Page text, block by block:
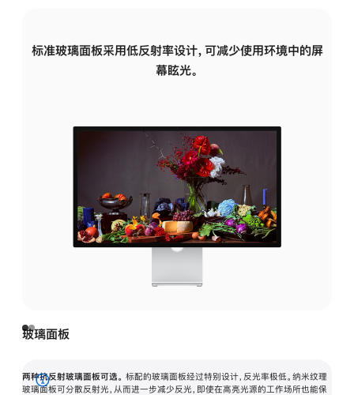
标准玻璃面板采用低反射率设计，可减少使用环境中的屏
幕眩光。
玻璃面板
两种抗反射玻璃面板可选。 标配的玻璃面板经过特别设计，反光率极低。纳米纹理
玻璃面板可分散反射光，从而进一步减少反光，即使在高亮光源的工作场所也能保
展